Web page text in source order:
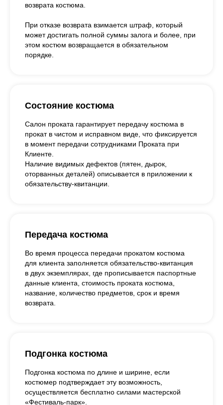
возврата костюма.
При отказе возврата взимается штраф, который
может достигать полной суммы залога и более, при
этом костюм возвращается в обязательном
порядке.
Состояние костюма
Салон проката гарантирует передачу костюма в
прокат в чистом и исправном виде, что фиксируется
в момент передачи сотрудниками Проката при
Клиенте.
Наличие видимых дефектов (пятен, дырок,
оторванных деталей) описывается в приложении к
обязательству-квитанции.
Передача костюма
Во время процесса передачи прокатом костюма
для клиента заполняется обязательство-квитанция
в двух экземплярах, где прописывается паспортные
данные клиента, стоимость проката костюма,
название, количество предметов, срок и время
возврата.
Подгонка костюма
Подгонка костюма по длине и ширине, если
костюмер подтверждает эту возможность,
осуществляется бесплатно силами мастерской
«Фестиваль-парк».